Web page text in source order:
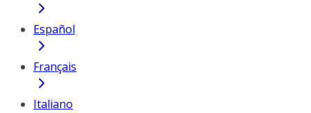
Español
Français
Italiano